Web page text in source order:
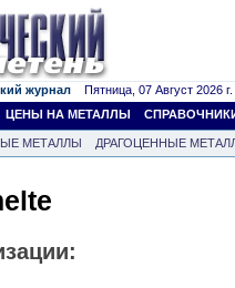
журнал Пятница, 07 Август 2026 г.
ЦЕНЫ НА МЕТАЛЛЫ
МЕТАЛЛЫ
ДРАГОЦЕННЫЕ